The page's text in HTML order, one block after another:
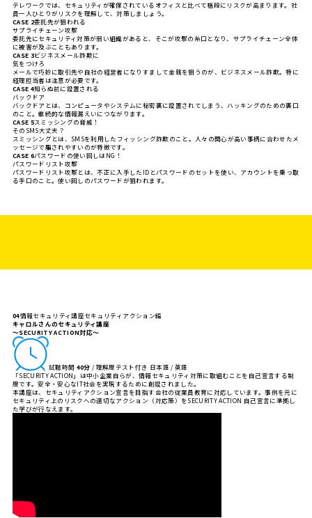
テレワークでは、セキュリティが確保されているオフィスと比べて格段にリスクが高まります。社
員一人ひとりがリスクを理解して、対策しましょう。
CASE 2委託先が狙われる
サプライチェーン攻撃
委託先にセキュリティ対策が弱い組織があると、そこが攻撃の糸口となり、サプライチェーン全体
に被害が及ぶこともあります。
CASE 3ビジネスメール詐欺に
気をつけろ
メールで巧妙に取引先や自社の経営者になりすまして金銭を狙うのが、ビジネスメール詐欺。特に
経理担当者は注意が必要です。
CASE 4知らぬ前に設置される
バックドア
バックドアとは、コンピュータやシステムに秘密裏に設置されてしまう、ハッキングのための裏口
のこと。継続的な情報漏えいにつながります。
CASE 5スミッシングの脅威！
そのSMS大丈夫？
スミッシングとは、SMSを利用したフィッシング詐欺のこと。人々の関心が高い事柄に合わせたメ
ッセージで騙されやすいのが特徴です。
CASE 6パスワードの使い回しはNG！
パスワードリスト攻撃
パスワードリスト攻撃とは、不正に入手したIDとパスワードのセットを使い、アカウントを乗っ取
る手口のこと。使い回しのパスワードが狙われます。
04情報セキュリティ講座セキュリティアクション編
キャロルさんのセキュリティ講座
〜SECURITY ACTION対応〜
試聴時間 40分 / 理解度テスト付き 日本語 / 英語
「SECURITY ACTION」は中小企業自らが、情報セキュリティ対策に取組むことを自己宣言する制
度です。安全・安心なIT社会を実現するために創設されました。
本講座は、セキュリティアクション宣言を目指す会社の従業員教育に対応しています。事例を元に
セキュリティ上のリスクへの適切なアクション（対応策）をSECURITY ACTION 自己宣言に準拠し
た学びが行なえます。